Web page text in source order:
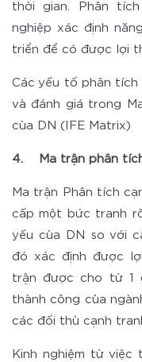
thời gian. Phân
nghiệp xác định
triển để có được lợi
Các yếu tố phân
và đánh giá trong
của DN (IFE Matrix)
4. Ma trận phân
Ma trận Phân tích
cấp một bức tranh
yếu của DN so với
đó xác định được
trận được cho từ 1
thành công của
các đối thủ cạnh
Kinh nghiệm từ việc